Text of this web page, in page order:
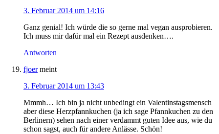
3. Februar 2014 um 14:16
Ganz genial! Ich würde die so gerne mal vegan ausprobieren.
Ich muss mir dafür mal ein Rezept ausdenken….
Antworten
fjoer meint
3. Februar 2014 um 13:43
Mmmh… Ich bin ja nicht unbedingt ein Valentinstagsmensch
aber diese Herzpfannkuchen (ja ich sage Pfannkuchen zu den
Berlinern) sehen nach einer verdammt guten Idee aus, wie du
schon sagst, auch für andere Anlässe. Schön!